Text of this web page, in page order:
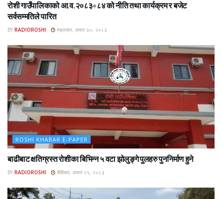
रोशी गाउँपालिकाको आ.व.२०८३÷८४ को नीति तथा कार्यक्रम र बजेट
सर्वसम्मतिले पारित
BY RADIOROSHI मङ्लबार, असार ३०, २०८३
ROSHI KHABAR E-PAPER
बाढीबाट क्षतिग्रस्त रोशीका बिभिन्न ५ वटा झोलुङ्गे पुलहरु पुननिर्माण हुने
BY RADIOROSHI बिहिबार, असार २५, २०८३